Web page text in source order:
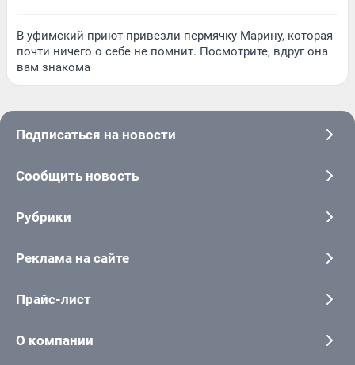
В уфимский приют привезли пермячку Марину, которая
почти ничего о себе не помнит. Посмотрите, вдруг она
вам знакома
Подписаться на новости
Сообщить новость
Рубрики
Реклама на сайте
Прайс-лист
О компании